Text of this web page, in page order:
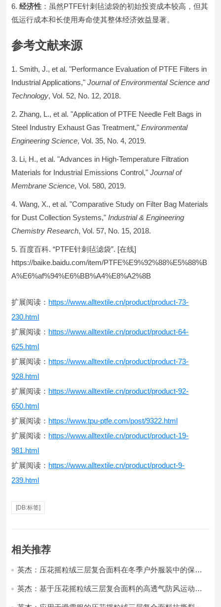
经济性 ：虽然PTFE针刺毡滤袋的初始投资成本较高，但其
低运行成本和长使用寿命使其整体经济效益显著。
参考文献来源
Smith, J., et al. "Performance Evaluation of PTFE Filters in
Industrial Applications,"Journal of Environmental Science and
Technology, Vol. 52, No. 12, 2018.
Zhang, L., et al. "Application of PTFE Needle Felt Bags in
Steel Industry Exhaust Gas Treatment,"Environmental
Engineering Science, Vol. 35, No. 4, 2019.
Li, H., et al. "Advances in High-Temperature Filtration
Materials for Industrial Emissions Control,"Journal of
Membrane Science, Vol. 580, 2019.
Wang, X., et al. "Comparative Study on Filter Bag Materials
for Dust Collection Systems,"Industrial & Engineering
Chemistry Research, Vol. 57, No. 15, 2018.
百度百科. “PTFE针刺毡滤袋”. [在线]
https://baike.baidu.com/item/PTFE%E9%92%88%E5%88%B
A%E6%af%94%E6%BB%A4%E8%A2%8B
扩展阅读： https://www.alltextile.cn/product/product-73-
230.html
扩展阅读： https://www.alltextile.cn/product/product-64-
625.html
扩展阅读： https://www.alltextile.cn/product/product-73-
928.html
扩展阅读： https://www.alltextile.cn/product/product-92-
650.html
扩展阅读： https://www.tpu-ptfe.com/post/9322.html
扩展阅读： https://www.alltextile.cn/product/product-19-
981.html
扩展阅读： https://www.alltextile.cn/product/product-9-
239.html
[DB:标签]
相关推荐
英杰：压花摇粒绒三层复合面料在冬季户外服装中的保暖
英杰：基于压花摇粒绒三层复合面料的高透气防风运动服